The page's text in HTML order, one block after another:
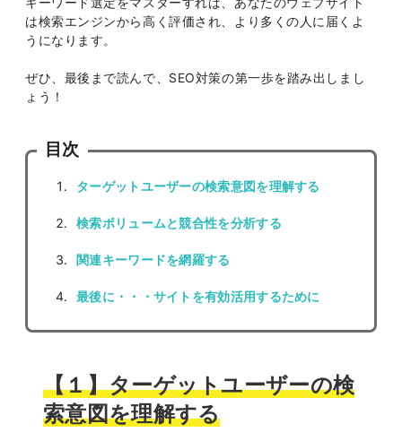
は検索エンジンから高く評価され、より多くの人に届くよ
うになります。
ぜひ、最後まで読んで、SEO対策の第一歩を踏み出しまし
ょう！
目次
ターゲットユーザーの検索意図を理解する
検索ボリュームと競合性を分析する
関連キーワードを網羅する
最後に・・・サイトを有効活用するために
【１】ターゲットユーザーの検
索意図を理解する